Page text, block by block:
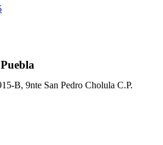
B, 9nte San Pedro Cholula C.P.